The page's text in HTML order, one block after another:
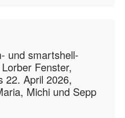
und smartshell-
Fenster,
22. April 2026,
Michi und Sepp